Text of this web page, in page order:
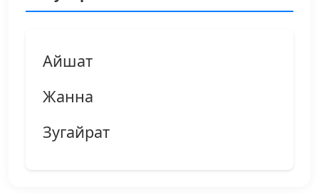
Айшат
Жанна
Зугайрат